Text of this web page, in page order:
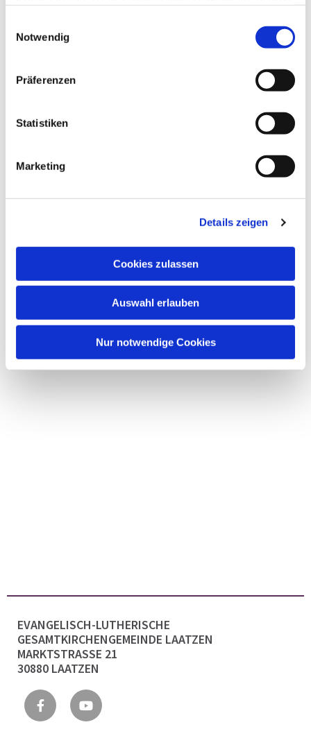
Notwendig
Präferenzen
Statistiken
Marketing
Details zeigen
Cookies zulassen
Auswahl erlauben
Nur notwendige Cookies
Dies könnte Sie auch
interessieren
EVANGELISCH-LUTHERISCHE
GESAMTKIRCHENGEMEINDE LAATZEN
MARKTSTRASSE 21
30880 LAATZEN